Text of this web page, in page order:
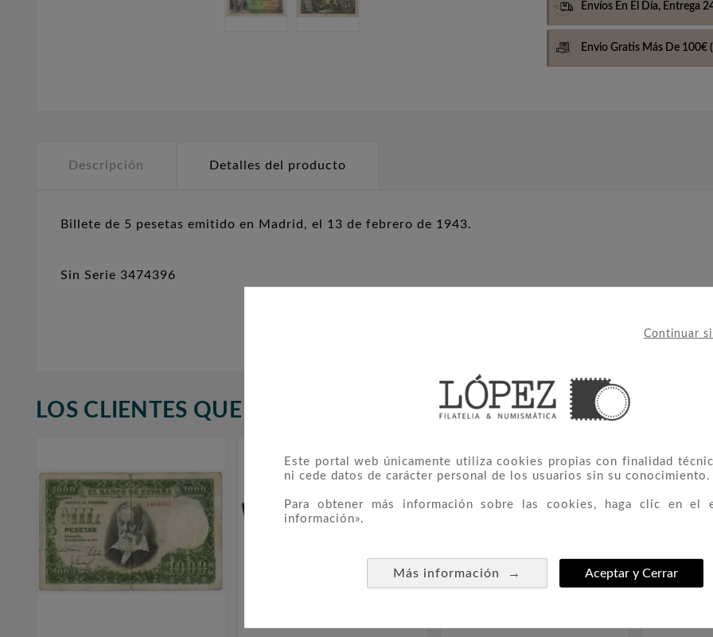
Continuar
Este portal web únicamente utiliza cookies propias con finalidad
ni cede datos de carácter personal de los usuarios sin su conocimiento.
Para obtener más información sobre las cookies, haga clic en el
información».
Más información → Aceptar y Cerrar
Envíos En El Día, Entrega
Envio Gratis Más De 100€
Descripción Detalles del producto
Billete de 5 pesetas emitido en Madrid, el 13 de febrero de 1943.
Sin Serie 3474396
LOS CLIENTES QUE ADQUIRIERON ESTE PRODUCTO